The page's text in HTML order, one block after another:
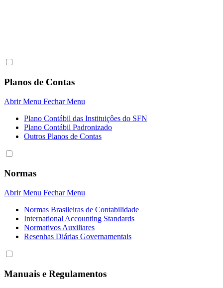
Planos de Contas
Abrir Menu Fechar Menu
Plano Contábil das Instituiçôes do SFN
Plano Contábil Padronizado
Outros Planos de Contas
Normas
Abrir Menu Fechar Menu
Normas Brasileiras de Contabilidade
International Accounting Standards
Normativos Auxiliares
Resenhas Diárias Governamentais
Manuais e Regulamentos